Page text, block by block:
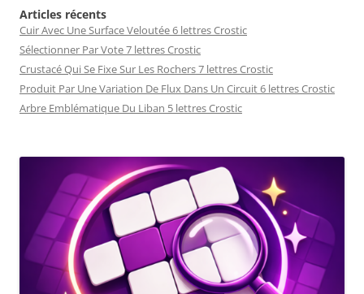
Articles récents
Cuir Avec Une Surface Veloutée 6 lettres Crostic
Sélectionner Par Vote 7 lettres Crostic
Crustacé Qui Se Fixe Sur Les Rochers 7 lettres Crostic
Produit Par Une Variation De Flux Dans Un Circuit 6 lettres Crostic
Arbre Emblématique Du Liban 5 lettres Crostic